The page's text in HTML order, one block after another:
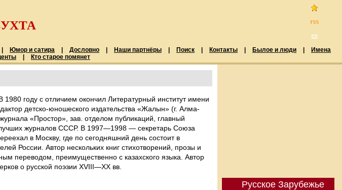
Юмор и сатира Дословно Наши партнёры Поиск Контакты Былое и люди
Имена
Кто старое помянет
году с отличием окончил Литературный институт имени
детско-юношеского издательства «Жалын» (г. Алма-
«Простор», зав. отделом публикаций, главный
журналов СССР. В 1997—1998 — секретарь Союза
в Москву, где по сегодняшний день состоит в
России. Автор нескольких книг стихотворений, прозы и
переводом, преимущественно с казахского языка. Автор
о русской поэзии XVIII—XX вв.
Русское Зарубежье